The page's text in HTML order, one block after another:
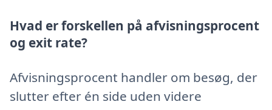
Hvad er forskellen på afvisningsprocent
og exit rate?
Afvisningsprocent handler om besøg, der
slutter efter én side uden videre